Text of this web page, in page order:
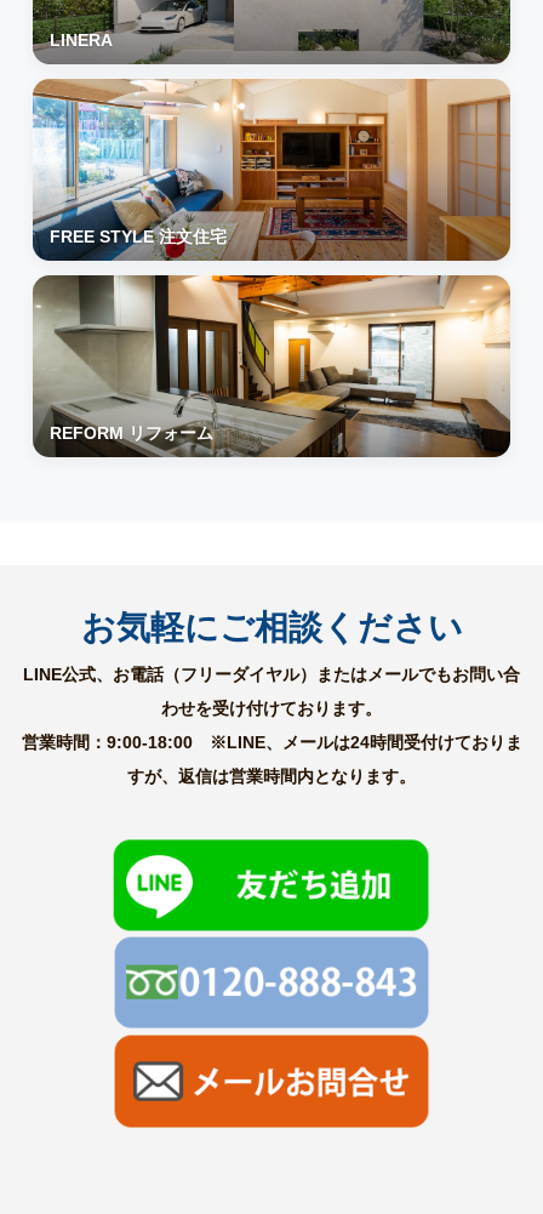
LINERA
FREE STYLE 注文住宅
REFORM リフォーム
お気軽にご相談ください
LINE公式、お電話（フリーダイヤル）またはメールでもお問い合
わせを受け付けております。
営業時間：9:00-18:00 ※LINE、メールは24時間受付けておりま
すが、返信は営業時間内となります。